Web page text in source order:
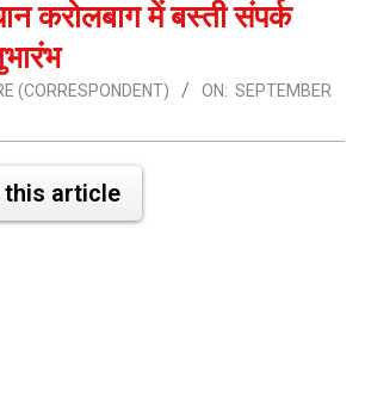
करोलबाग में बस्ती संपर्क
(CORRESPONDENT) ON: SEPTEMBER
article